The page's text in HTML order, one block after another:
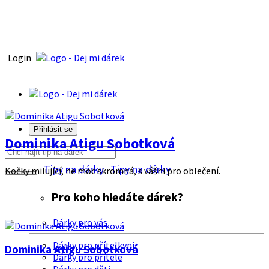
Login
Přihlásit se
Tipy na dárkyTipy na dárky
Pro koho hledáte dárek?
Dárky pro vás
Dárky pro přítelkyni
Dárky pro přítele
Dominika Atigu Sobotková
Kočky milující, ne moc skromná, s vášni pro oblečení.
Dominika Atigu Sobotková